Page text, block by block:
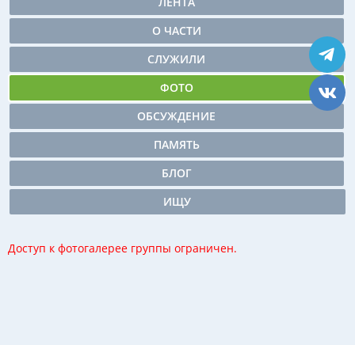
О ЧАСТИ
СЛУЖИЛИ
ФОТО
ОБСУЖДЕНИЕ
ПАМЯТЬ
БЛОГ
ИЩУ
Доступ к фотогалерее группы ограничен.